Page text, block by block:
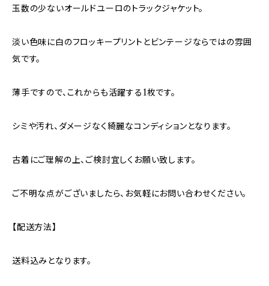
玉数の少ないオールドユーロのトラックジャケット。
淡い色味に白のフロッキープリントとビンテージならではの雰囲
気です。
薄手ですので、これからも活躍する1枚です。
シミや汚れ、ダメージなく綺麗なコンディションとなります。
古着にご理解の上、ご検討宜しくお願い致します。
ご不明な点がございましたら、お気軽にお問い合わせください。
【配送方法】
送料込みとなります。